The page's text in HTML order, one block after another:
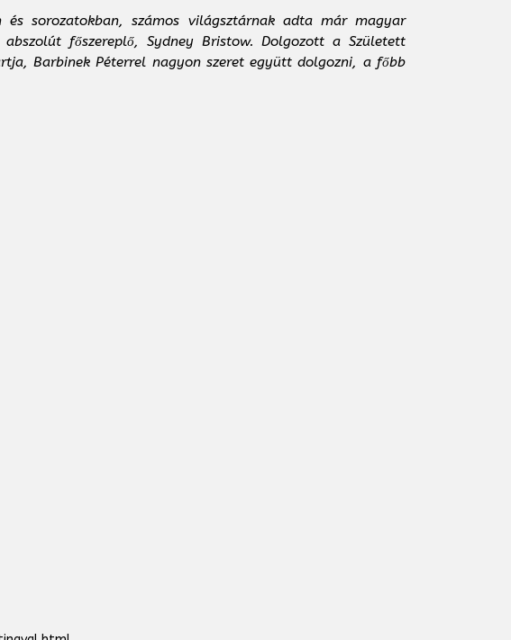
sorozatokban, számos világsztárnak adta már magyar
főszereplő, Sydney Bristow. Dolgozott a Született
Barbinek Péterrel nagyon szeret együtt dolgozni, a főbb